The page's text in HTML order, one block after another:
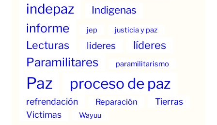
indepaz Indigenas
informe jep justicia y paz
Lecturas lideres líderes
Paramilitares paramilitarismo
Paz proceso de paz
refrendación Reparación
Tierras
Victimas
Wayuu